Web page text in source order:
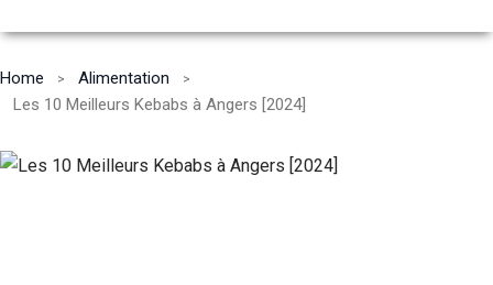
Home
Alimentation
Les 10 Meilleurs Kebabs à Angers [2024]